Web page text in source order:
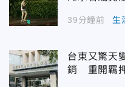
39分鐘前 生
台東又驚天
銷 重開羈